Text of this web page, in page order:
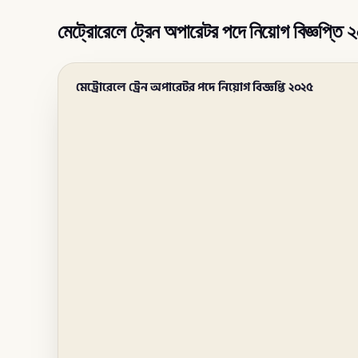
মেট্রোরেলে ট্রেন অপারেটর পদে নিয়োগ বিজ্ঞপ্তি
মেট্রোরেলে ট্রেন অপারেটর পদে নিয়োগ বিজ্ঞপ্তি ২০২৫